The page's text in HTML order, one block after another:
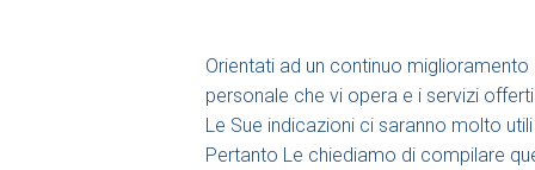
Orientati ad un continuo
personale che vi opera e i servizi
Le Sue indicazioni ci saranno molto
Pertanto Le chiediamo di compilare